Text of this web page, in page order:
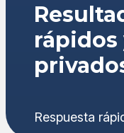
rápidos
Respuesta